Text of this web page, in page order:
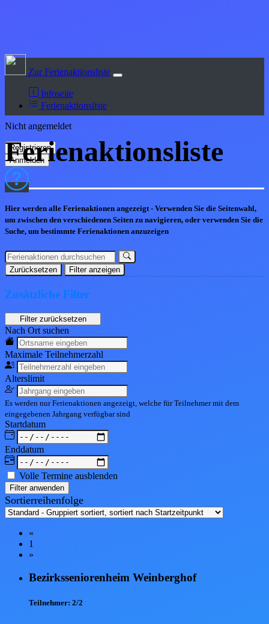
Zur Ferienaktionsliste
Infoseite
Ferienaktionsliste
Nicht angemeldet
Ferienaktionsliste
Hier werden alle Ferienaktionen angezeigt - Verwenden Sie die Seitenwahl,
um zwischen den verschiedenen Seiten zu navigieren, oder verwenden Sie die
Suche, um bestimmte Ferienaktionen anzuzeigen
Zurücksetzen Filter anzeigen
Zusätzliche Filter
Nach Ort suchen
Maximale Teilnehmerzahl
Alterslimit
Es werden nur Ferienaktionen angezeigt, welche für Teilnehmer mit dem
eingegebenen Jahrgang verfügbar sind
Startdatum
Enddatum
Volle Termine ausblenden
Filter anwenden
Sortierreihenfolge
«
1
»
Bezirksseniorenheim Weinberghof
Teilnehmer: 2/2